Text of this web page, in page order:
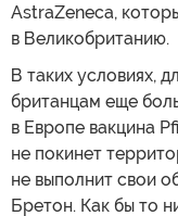
AstraZeneca,
в Великобританию.
В таких условиях,
британцам еще
в Европе вакцина
не покинет
не выполнит свои
Бретон. Как бы то